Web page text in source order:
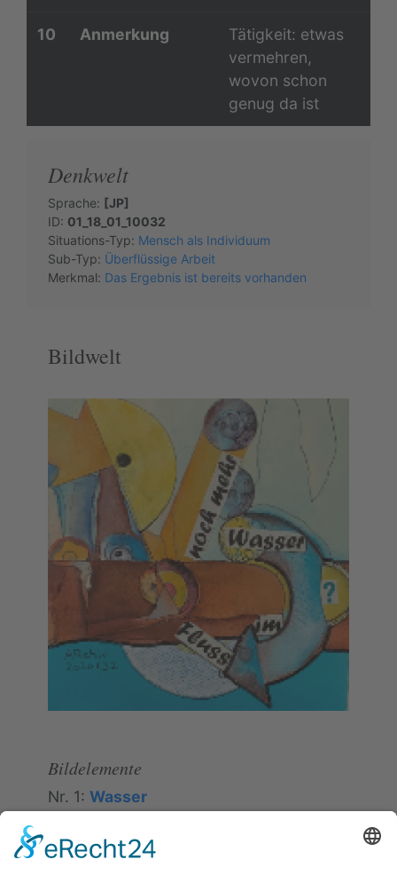
10 Anmerkung
Tätigkeit: etwas
vermehren,
wovon schon
genug da ist
Denkwelt
Sprache: [JP]
ID: 01_18_01_10032
Situations-Typ: Mensch als Individuum
Sub-Typ: Überflüssige Arbeit
Merkmal: Das Ergebnis ist bereits vorhanden
Bildwelt
Bildelemente
Nr. 1: Wasser